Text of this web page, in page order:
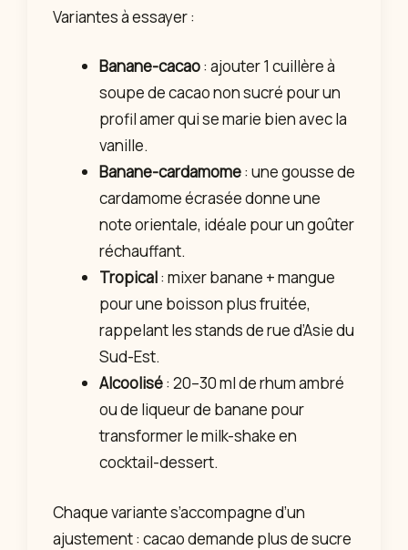
Variantes à essayer :
Banane-cacao: ajouter 1 cuillère à
soupe de cacao non sucré pour un
profil amer qui se marie bien avec la
vanille.
Banane-cardamome: une gousse de
cardamome écrasée donne une
note orientale, idéale pour un goûter
réchauffant.
Tropical: mixer banane + mangue
pour une boisson plus fruitée,
rappelant les stands de rue d’Asie du
Sud-Est.
Alcoolisé: 20–30 ml de rhum ambré
ou de liqueur de banane pour
transformer le milk-shake en
cocktail-dessert.
Chaque variante s’accompagne d’un
ajustement : cacao demande plus de sucre